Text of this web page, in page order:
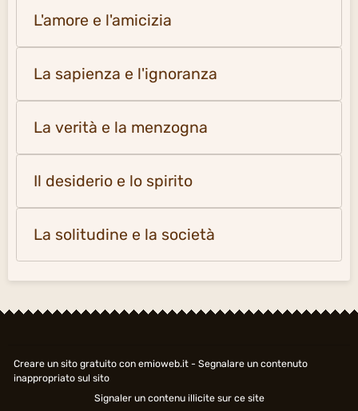
L'amore e l'amicizia
La sapienza e l'ignoranza
La verità e la menzogna
Il desiderio e lo spirito
La solitudine e la società
Creare un sito gratuito con emioweb.it - Segnalare un contenuto
inappropriato sul sito
Signaler un contenu illicite sur ce site